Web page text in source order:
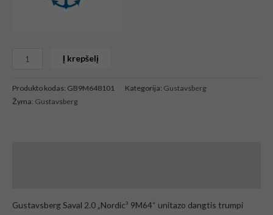
Į krepšelį
Produkto kodas: GB9M648101 Kategorija: Gustavsberg
Žyma: Gustavsberg
Gustavsberg Saval 2.0 „Nordic³ 9M64“ unitazo dangtis trumpi